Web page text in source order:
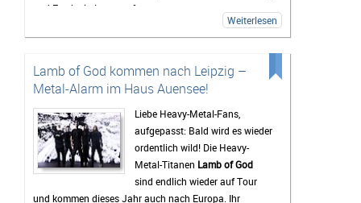
und Festivalstimmung freuen.
Das Highfield gehört seit Jahren zu den bekanntesten
Rock, Indie, Punk und Hip-Hop sorgt dafür, dass jedes
Jahr ein bunt gemischtes Publikum zusammenkommt.
Auch 2026 stehen wieder viele bekannte Künstler auf
dem Programm, die Besucher vor den Bühnen zum
Feiern bringen sollen. Gerade die Headliner werden mit
Spannung erwartet, doch oft sind es auch die kleineren
Bands.
Mindestens genauso wichtig wie die Konzerte ist für
Weiterlesen
Lamb of God kommen nach Leipzig –
Metal-Alarm im Haus Auensee!
Liebe Heavy-Metal-Fans,
aufgepasst: Bald wird es wieder
ordentlich wild! Die Heavy-
Metal-Titanen Lamb of God
sind endlich wieder auf Tour
und kommen dieses Jahr auch nach Europa. Ihr